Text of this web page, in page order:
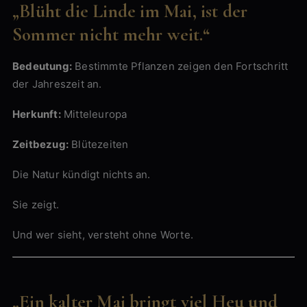
„Blüht die Linde im Mai, ist der
Sommer nicht mehr weit.“
Bedeutung: Bestimmte Pflanzen zeigen den Fortschritt
der Jahreszeit an.
Herkunft:Mitteleuropa
Zeitbezug: Blütezeiten
Die Natur kündigt nichts an.
Sie zeigt.
Und wer sieht, versteht ohne Worte.
„Ein kalter Mai bringt viel Heu und